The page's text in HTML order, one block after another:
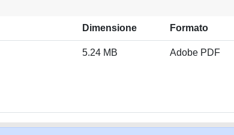
Dimensione Formato
5.24 MB Adobe PDF